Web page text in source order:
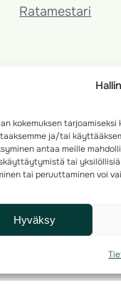
kokemuksen
ja/tai
antaa meille
tai
tai peruuttaminen voi
Hyväksy
Ratamestari